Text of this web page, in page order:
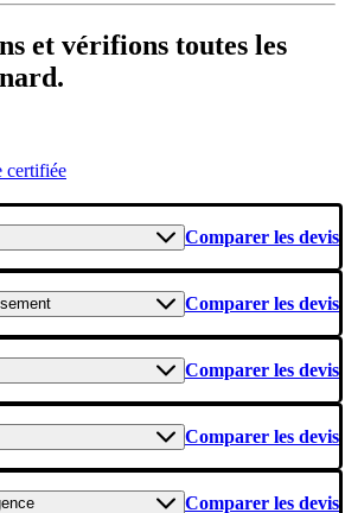
et vérifions toutes les
certifiée
Comparer les devis
Comparer les devis
Comparer les devis
Comparer les devis
Comparer les devis